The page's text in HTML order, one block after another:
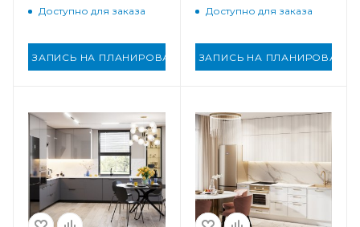
Доступно для заказа
ЗАПИСЬ НА ПЛАНИРОВАНИЕ
Доступно для заказа
ЗАПИСЬ НА ПЛАНИРОВАНИЕ